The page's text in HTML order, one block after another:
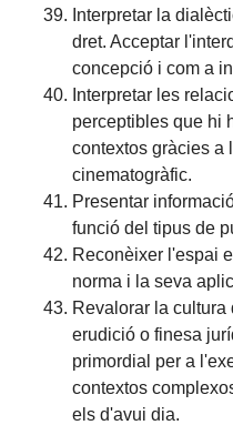
Interpretar la
dret. Acceptar
concepció i com a
Interpretar les
perceptibles que hi
contextos gràcies a
cinematogràfic.
Presentar
funció del tipus de
Reconèixer l'espai
norma i la seva
Revalorar la cultura
erudició o finesa
primordial per a
contextos
els d'avui dia.